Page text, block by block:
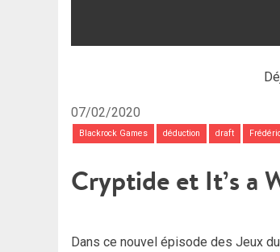
07/02/2020
Blackrock Games déduction draft
Cryptide et It’s a
Dans ce nouvel épisode des Jeux